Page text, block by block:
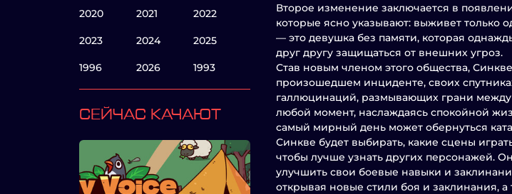
2020 2021 2022
2023 2024 2025
1996 2026 1993
СЕЙЧАС КАЧАЮТ
Второе изменение заключается в
которые ясно указывают: выживет только
— это девушка без памяти, которая
друг другу защищаться от внешних угроз.
Став новым членом этого общества,
произошедшем инциденте, своих
галлюцинаций, размывающих грани между
любой момент, наслаждаясь спокойной
самый мирный день может обернуться
Синкве будет выбирать, какие сцены
чтобы лучше узнать других персонажей.
улучшить свои боевые навыки и
открывая новые стили боя и заклинания,